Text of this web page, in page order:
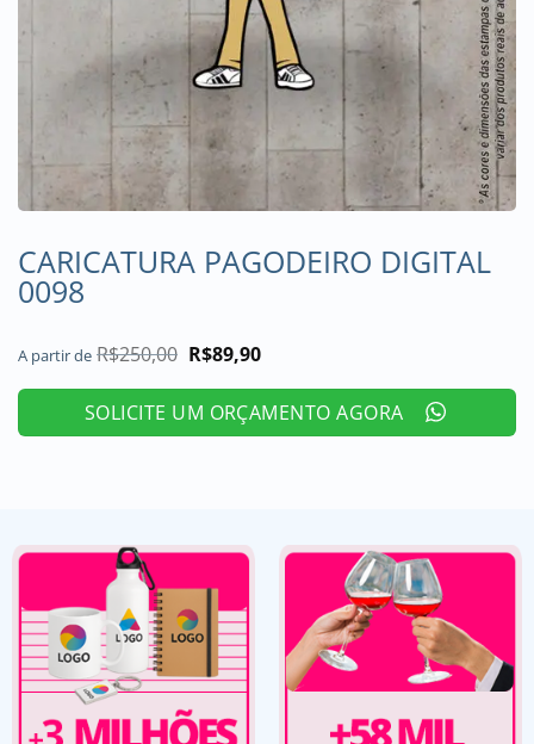
CARICATURA PAGODEIRO DIGITAL
0098
A partir de R$250,00 O
original
era:
R$250,00.
R$89,90O
atual
é:
R$89,90.
SOLICITE UM ORÇAMENTO AGORA